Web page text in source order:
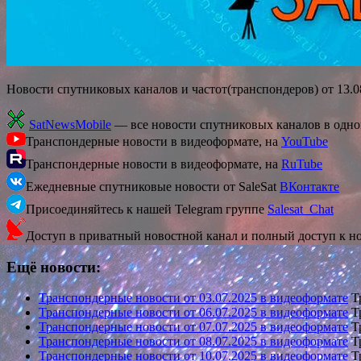
Новости спутниковых каналов и частот(транспондеров) от
SatNewsMobile — все новости спутниковых каналов в
Транспондерные новости в видеоформате, на YouTube
Транспондерные новости в видеоформате, на RuTube
Ежедневные спутниковые новости от SaleSat ВКонтакте
Присоединяйтесь к нашей Telegram группе Salesat_Chat
Доступ в приватный новостной канал и полный доступ к
Ещё новости:
Транспондерные новости от 03.07.2025 в видеоформате
Транспондерные новости от 06.07.2025 в видеоформате
Транспондерные новости от 07.07.2025 в видеоформате
Транспондерные новости от 08.07.2025 в видеоформате
Транспондерные новости от 10.07.2025 в видеоформате